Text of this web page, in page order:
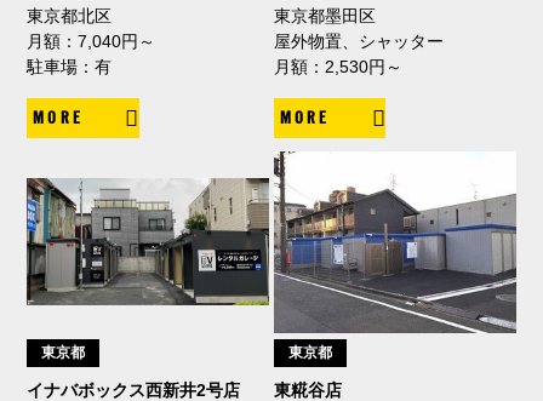
東京都北区
月額：7,040円～
駐車場：有
MORE
東京都墨田区
屋外物置、シャッター
月額：2,530円～
MORE
東京都
イナバボックス西新井2号店
東京都
東糀谷店